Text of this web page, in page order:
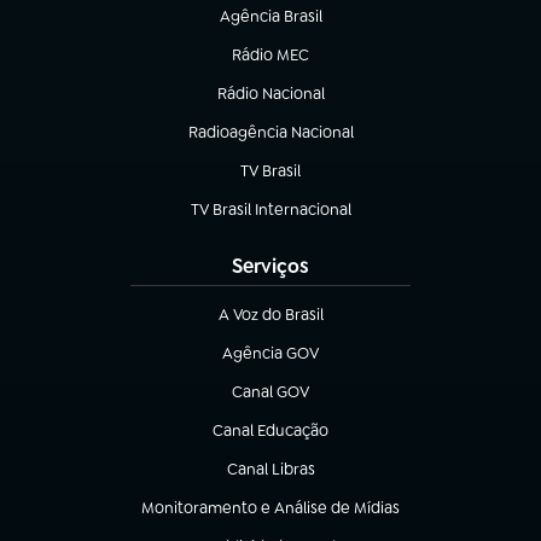
Agência Brasil
(abre em nova aba)
Rádio MEC
(abre em nova aba)
Rádio Nacional
Radioagência Nacional
(abre em nova aba)
TV Brasil
(abre em nova aba)
TV Brasil Internacional
(abre em nova aba)
Serviços
A Voz do Brasil
(abre em nova aba)
Agência GOV
(abre em nova aba)
Canal GOV
(abre em nova aba)
Canal Educação
(abre em nova aba)
Canal Libras
(abre em nova aba)
Monitoramento e Análise de Mídias
(abre em nova aba)